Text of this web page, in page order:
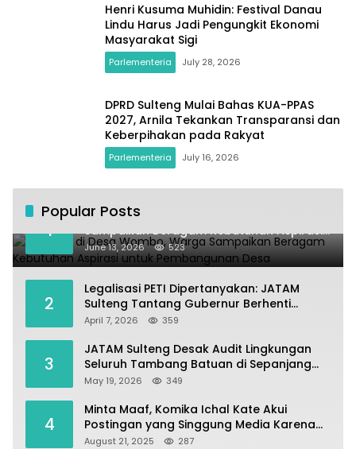
Henri Kusuma Muhidin: Festival Danau
Lindu Harus Jadi Pengungkit Ekonomi
Masyarakat Sigi
Parlementeria July 28, 2026
DPRD Sulteng Mulai Bahas KUA-PPAS
2027, Arnila Tekankan Transparansi dan
Keberpihakan pada Rakyat
Parlementeria July 16, 2026
Popular Posts
1
Kundapil di Desa Wombo, Warga
Sampaikan Beragam Kebutuhan Aspirasi
untuk Pembangunan Desa
June 13, 2026 523
2
Legalisasi PETI Dipertanyakan: JATAM
Sulteng Tantang Gubernur Berhenti
Andalkan Tambang dan Selamatkan
April 7, 2026 359
3
JATAM Sulteng Desak Audit Lingkungan
Seluruh Tambang Batuan di Sepanjang
Pesisir Palu–Donggala
May 19, 2026 349
4
Minta Maaf, Komika Ichal Kate Akui
Postingan yang Singgung Media Karena
Emosi
August 21, 2025 287